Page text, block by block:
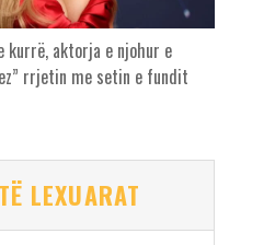
kurrë, aktorja e njohur e
rrjetin me setin e fundit
LEXUARAT